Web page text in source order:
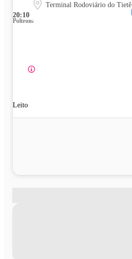
20:10
Terminal Rodoviário do Tietê
Poltrona
Leito